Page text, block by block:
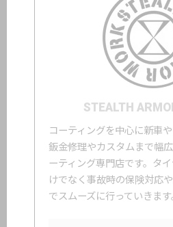
STEALTH
コーティングを中心に新車や
鈑金修理やカスタムまで幅
ーティング専門店です。タ
けでなく事故時の保険対応
でスムーズに行っていきます